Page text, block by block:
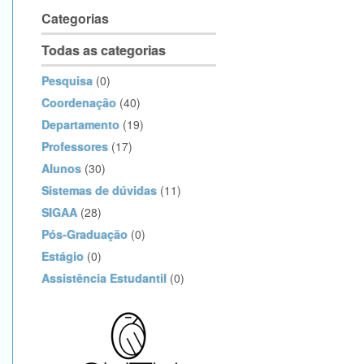
Categorias
Todas as categorias
Pesquisa (0)
Coordenação (40)
Departamento (19)
Professores (17)
Alunos (30)
Sistemas de dúvidas (11)
SIGAA (28)
Pós-Graduação (0)
Estágio (0)
Assistência Estudantil (0)